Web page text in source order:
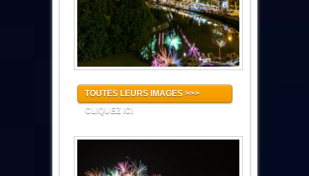
TOUTES LEURS IMAGES >>>
CLIQUEZ ICI